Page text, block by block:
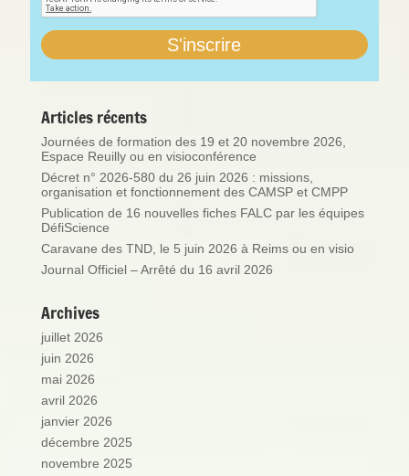
Articles récents
Journées de formation des 19 et 20 novembre 2026,
Espace Reuilly ou en visioconférence
Décret n° 2026-580 du 26 juin 2026 : missions,
organisation et fonctionnement des CAMSP et CMPP
Publication de 16 nouvelles fiches FALC par les équipes
DéfiScience
Caravane des TND, le 5 juin 2026 à Reims ou en visio
Journal Officiel – Arrêté du 16 avril 2026
Archives
juillet 2026
juin 2026
mai 2026
avril 2026
janvier 2026
décembre 2025
novembre 2025